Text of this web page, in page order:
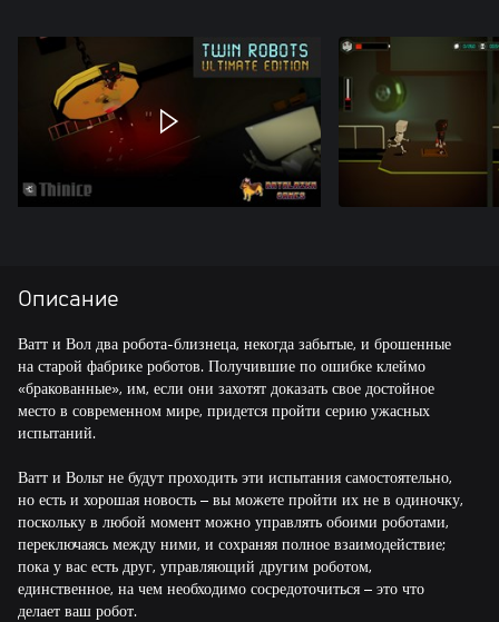
Описание
Ватт и Вол два робота-близнеца, некогда забытые, и брошенные
на старой фабрике роботов. Получившие по ошибке клеймо
«бракованные», им, если они захотят доказать свое достойное
место в современном мире, придется пройти серию ужасных
испытаний.
Ватт и Вольт не будут проходить эти испытания самостоятельно,
но есть и хорошая новость – вы можете пройти их не в одиночку,
поскольку в любой момент можно управлять обоими роботами,
переключаясь между ними, и сохраняя полное взаимодействие;
пока у вас есть друг, управляющий другим роботом,
единственное, на чем необходимо сосредоточиться – это что
делает ваш робот.